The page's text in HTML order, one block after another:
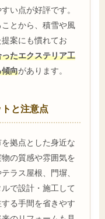
い点が好評です。
とから、積雪や風
案にも慣れてお
たエクステリア工
向があります。
と注意点
拠点とした身近な
の質感や雰囲気を
ラス屋根、門塀、
で設計・施工して
る手間を省きやす